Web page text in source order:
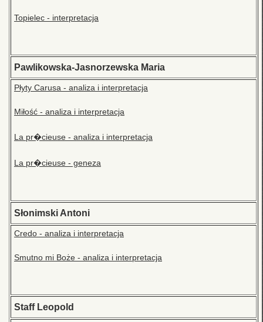
Topielec - interpretacja
Pawlikowska-Jasnorzewska Maria
Płyty Carusa - analiza i interpretacja
Miłość - analiza i interpretacja
La pr�cieuse - analiza i interpretacja
La pr�cieuse - geneza
Słonimski Antoni
Credo - analiza i interpretacja
Smutno mi Boże - analiza i interpretacja
Staff Leopold